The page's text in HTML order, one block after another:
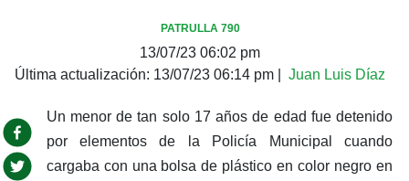
PATRULLA 790
13/07/23 06:02 pm
Última actualización: 13/07/23 06:14 pm Juan Luis Díaz
Un menor de tan solo 17 años de edad fue detenido
por elementos de la Policía Municipal cuando
cargaba con una bolsa de plástico en color negro en